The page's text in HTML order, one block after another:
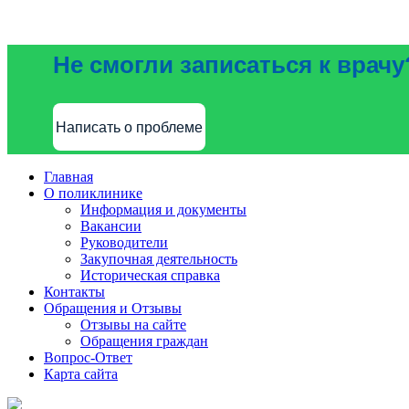
Не смогли записаться к
Написать о проблеме
Главная
О поликлинике
Информация и документы
Вакансии
Руководители
Закупочная деятельность
Историческая справка
Контакты
Обращения и Отзывы
Отзывы на сайте
Обращения граждан
Вопрос-Ответ
Карта сайта